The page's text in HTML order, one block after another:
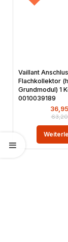
Vaillant
Flachkollektor
Grundmodul) 1
0010039189
36,95